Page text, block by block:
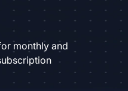
monthly and